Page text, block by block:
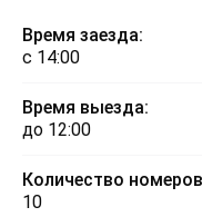
Время заезда:
с 14:00
Время выезда:
до 12:00
Количество
10